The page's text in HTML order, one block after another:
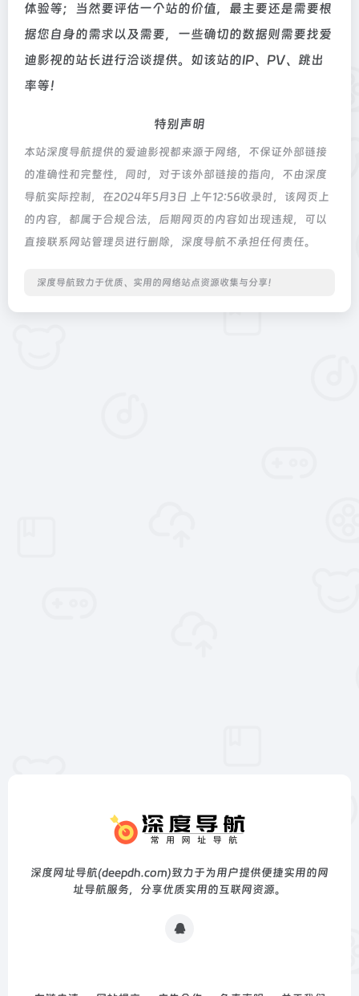
体验等；当然要评估一个站的价值，最主要还是需要根
据您自身的需求以及需要，一些确切的数据则需要找爱
迪影视的站长进行洽谈提供。如该站的IP、PV、跳出
率等！
特别声明
本站深度导航提供的爱迪影视都来源于网络，不保证外部链接
的准确性和完整性，同时，对于该外部链接的指向，不由深度
导航实际控制，在2024年5月3日 上午12:56收录时，该网页上
的内容，都属于合规合法，后期网页的内容如出现违规，可以
直接联系网站管理员进行删除，深度导航不承担任何责任。
深度导航致力于优质、实用的网络站点资源收集与分享！
深度网址导航(deepdh.com)致力于为用户提供便捷实用的网
址导航服务，分享优质实用的互联网资源。